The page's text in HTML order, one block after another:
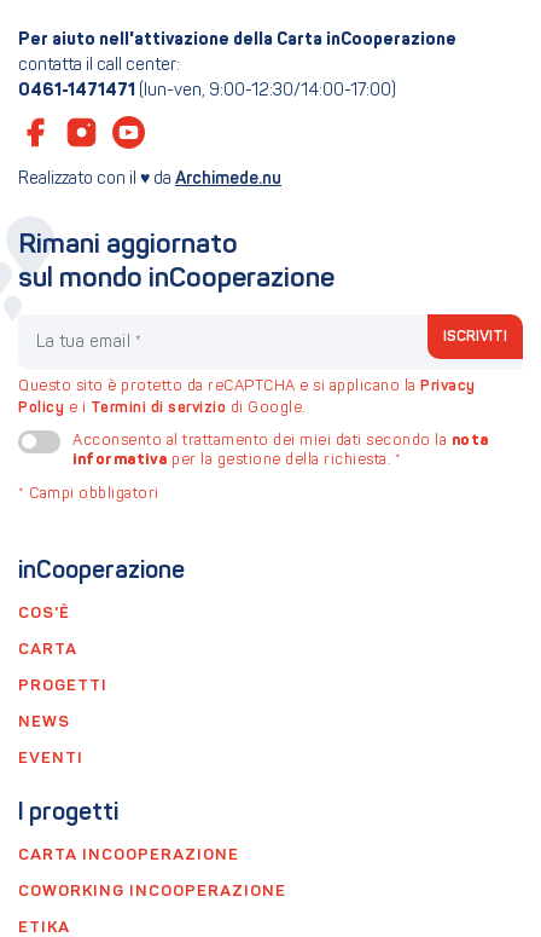
Per aiuto nell'attivazione della Carta inCooperazione
contatta il call center:
0461-1471471 (lun-ven, 9:00-12:30/14:00-17:00)
Realizzato con il ♥ da Archimede.nu
inCooperazione
COS'È
CARTA
PROGETTI
NEWS
EVENTI
I progetti
CARTA INCOOPERAZIONE
COWORKING INCOOPERAZIONE
ETIKA
Rimani aggiornato
sul mondo inCooperazione
ISCRIVITI
Questo sito è protetto da reCAPTCHA e si applicano la Privacy
Policy e i Termini di servizio di Google.
Acconsento al trattamento dei miei dati secondo la nota
informativa per la gestione della richiesta. *
* Campi obbligatori